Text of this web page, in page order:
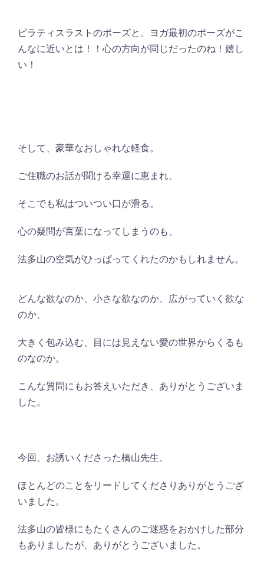
ピラティスラストのポーズと、ヨガ最初のポーズがこ
んなに近いとは！！心の方向が同じだったのね！嬉し
い！
そして、豪華なおしゃれな軽食。
ご住職のお話が聞ける幸運に恵まれ、
そこでも私はついつい口が滑る。
心の疑問が言葉になってしまうのも、
法多山の空気がひっぱってくれたのかもしれません。
どんな欲なのか、小さな欲なのか、広がっていく欲な
のか、
大きく包み込む、目には見えない愛の世界からくるも
のなのか。
こんな質問にもお答えいただき、ありがとうございま
した。
今回、お誘いくださった橋山先生、
ほとんどのことをリードしてくださりありがとうござ
いました。
法多山の皆様にもたくさんのご迷惑をおかけした部分
もありましたが、ありがとうございました。